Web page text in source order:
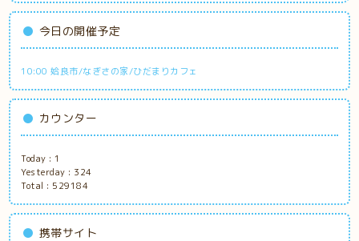
今日の開催予定
10:00 姶良市/なぎさの家/ひだまりカフェ
カウンター
Today : 1
Yesterday : 324
Total : 529184
携帯サイト